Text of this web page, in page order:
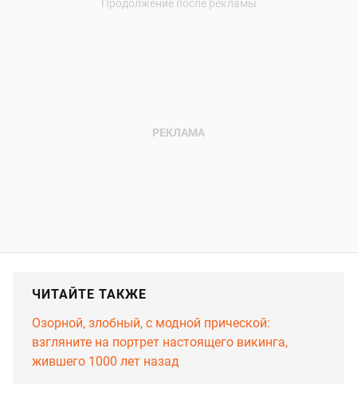
ЧИТАЙТЕ ТАКЖЕ
Озорной, злобный, с модной прической:
взгляните на портрет настоящего викинга,
жившего 1000 лет назад